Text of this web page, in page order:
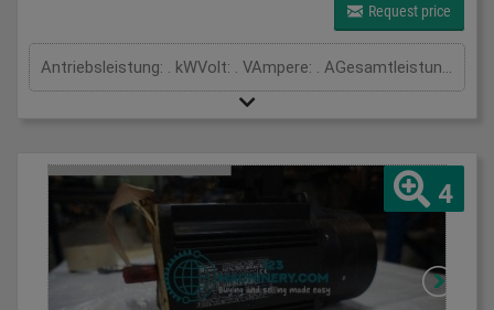
Request price
Antriebsleistung: . kWVolt: . VAmpere: . AGesamtleistungsbedarf: kWMaschinengewicht ca.: tRaumbedarf ca.: m
4